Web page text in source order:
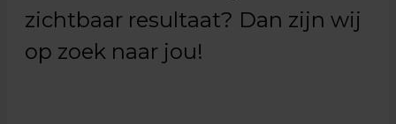
zichtbaar resultaat? Dan zijn wij
op zoek naar jou!